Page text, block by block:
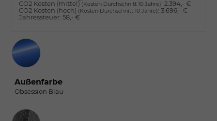
CO2 Kosten (mittel) (Kosten Durchschnitt 10 Jahre): 2.394,- €
CO2 Kosten (hoch) (Kosten Durchschnitt 10 Jahre): 3.696,- €
Jahressteuer: 58,- €
Außenfarbe
Obsession Blau
Innenausstattung